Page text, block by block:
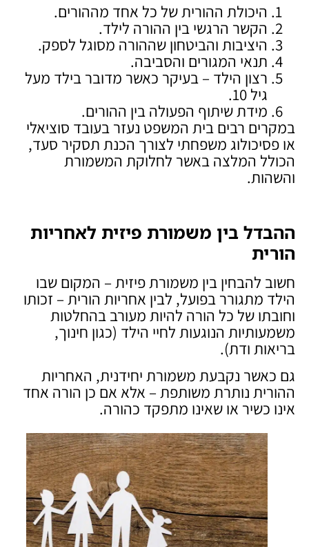
היכולת ההורית של כל אחד מההורים.
הקשר הרגשי בין ההורה לילד.
היציבות והביטחון שההורה מסוגל לספק.
תנאי המגורים והסביבה.
רצון הילד – בעיקר כאשר מדובר בילד מעל
גיל 10.
מידת שיתוף הפעולה בין ההורים.
במקרים רבים בית המשפט נעזר בעובד סוציאלי
או פסיכולוג משפחתי לצורך הכנת תסקיר סעד,
הכולל המלצה באשר לחלוקת המשמורת
והשהות.
ההבדל בין משמורת פיזית לאחריות
הורית
חשוב להבחין בין משמורת פיזית – המקום שבו
הילד מתגורר בפועל, לבין אחריות הורית – זכותו
וחובתו של כל הורה להיות מעורב בהחלטות
משמעותיות הנוגעות לחיי הילד (כגון חינוך,
בריאות ודת).
גם כאשר נקבעת משמורת יחידנית, האחריות
ההורית נותרת משותפת – אלא אם כן הורה אחד
אינו כשיר או שאינו מתפקד כהורה.